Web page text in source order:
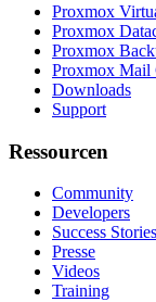
Proxmox
Proxmox
Proxmox
Proxmox Mail
Downloads
Support
Ressourcen
Community
Developers
Success Stories
Presse
Videos
Training